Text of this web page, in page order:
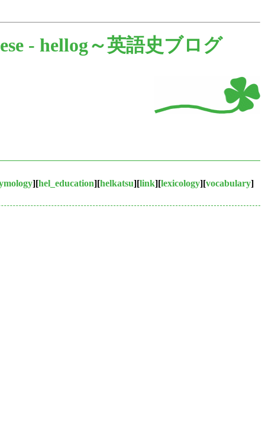
- hellog～英語史ブログ
][hel_education][helkatsu][link][lexicology][vocabulary]